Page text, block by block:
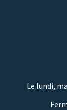
Le lundi,